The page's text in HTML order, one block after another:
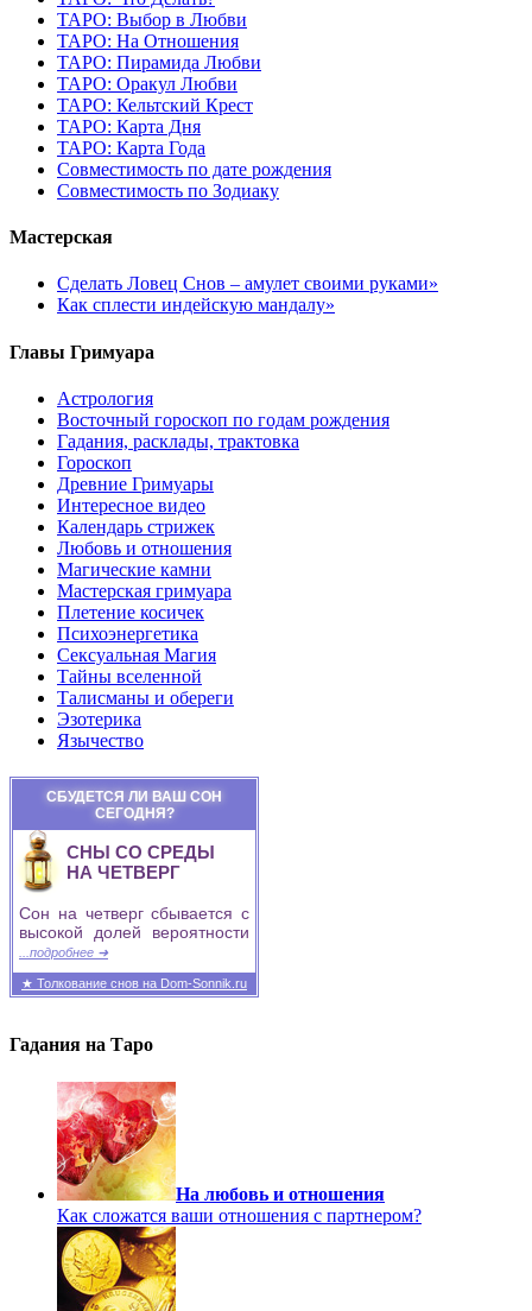
ТАРО: Выбор в Любви
ТАРО: На Отношения
ТАРО: Пирамида Любви
ТАРО: Оракул Любви
ТАРО: Кельтский Крест
ТАРО: Карта Дня
ТАРО: Карта Года
Cовместимость по дате рождения
Cовместимость по Зодиаку
Мастерская
Сделать Ловец Снов – амулет своими руками»
Как сплести индейскую мандалу»
Главы Гримуара
Астрология
Восточный гороскоп по годам рождения
Гадания, расклады, трактовка
Гороскоп
Древние Гримуары
Интересное видео
Календарь стрижек
Любовь и отношения
Магические камни
Мастерская гримуара
Плетение косичек
Психоэнергетика
Сексуальная Магия
Тайны вселенной
Талисманы и обереги
Эзотерика
Язычество
СБУДЕТСЯ ЛИ ВАШ СОН
СЕГОДНЯ?
СНЫ СО СРЕДЫ
НА ЧЕТВЕРГ
Сон на четверг сбывается с
высокой долей вероятности
...подробнее ➜
★ Толкование снов на Dom-Sonnik.ru
Гадания на Таро
На любовь и отношения
Как сложатся ваши отношения с партнером?